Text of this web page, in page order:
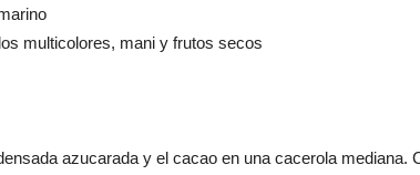
multicolores, mani y frutos secos
azucarada y el cacao en una cacerola mediana.